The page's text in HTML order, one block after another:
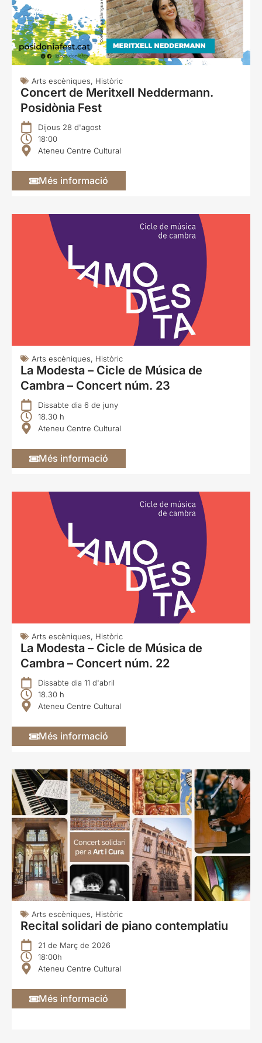
Arts escèniques, Històric
Concert de Meritxell Neddermann.
Posidònia Fest
Dijous 28 d'agost
18:00
Ateneu Centre Cultural
Més informació
Arts escèniques, Històric
La Modesta – Cicle de Música de
Cambra – Concert núm. 23
Dissabte dia 6 de juny
18.30 h
Ateneu Centre Cultural
Més informació
Arts escèniques, Històric
La Modesta – Cicle de Música de
Cambra – Concert núm. 22
Dissabte dia 11 d'abril
18.30 h
Ateneu Centre Cultural
Més informació
Arts escèniques, Històric
Recital solidari de piano contemplatiu
21 de Març de 2026
18:00h
Ateneu Centre Cultural
Més informació